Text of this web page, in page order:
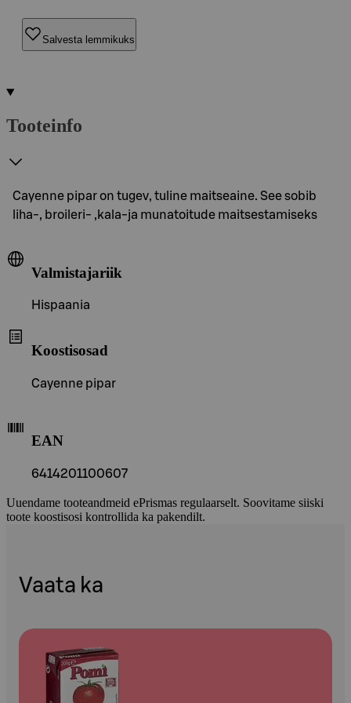
Salvesta lemmikuks
Tooteinfo
Cayenne pipar on tugev, tuline maitseaine. See sobib
liha-, broileri- ,kala-ja munatoitude maitsestamiseks
Valmistajariik
Hispaania
Koostisosad
Cayenne pipar
EAN
6414201100607
Uuendame tooteandmeid ePrismas regulaarselt. Soovitame siiski
toote koostisosi kontrollida ka pakendilt.
Vaata ka